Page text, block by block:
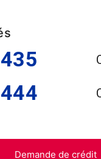
435
444